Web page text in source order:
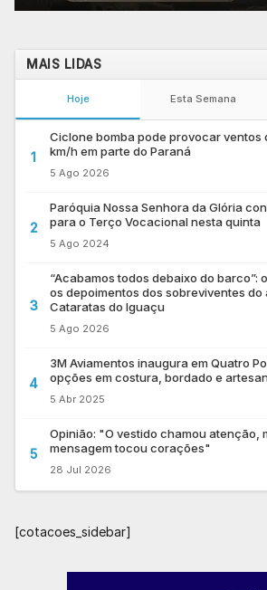
MAIS LIDAS
Hoje Esta Semana
1
Ciclone bomba pode provocar ventos
km/h em parte do Paraná
5 Ago 2026
2
Paróquia Nossa Senhora da Glória
para o Terço Vocacional nesta quinta
5 Ago 2024
3
“Acabamos todos debaixo do barco”:
os depoimentos dos sobreviventes do
Cataratas do Iguaçu
5 Ago 2026
4
3M Aviamentos inaugura em Quatro
opções em costura, bordado e
5 Abr 2025
5
Opinião: "O vestido chamou atenção,
mensagem tocou corações"
28 Jul 2026
[cotacoes_sidebar]